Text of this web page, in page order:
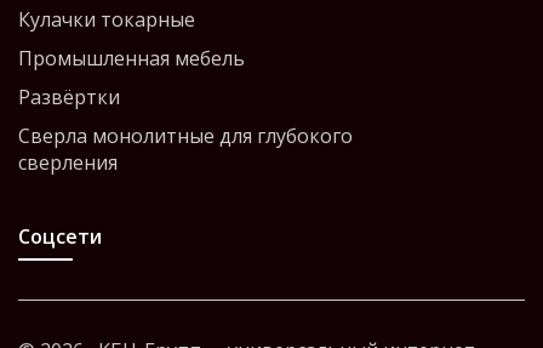
Кулачки токарные
Промышленная мебель
Развёртки
Сверла монолитные для глубокого
сверления
Соцсети